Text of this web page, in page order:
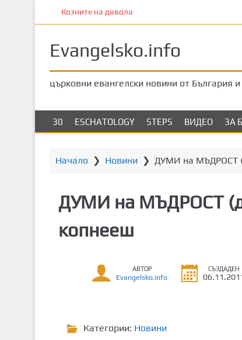
к
Козните на дявола
Evangelsko.info
църковни евангелски новини от България и
30 ESCHATOLOGY STEPS ВИДЕО ЗА
Начало ❯ Новини❯ ДУМИ на МЪДРОСТ
ДУМИ на МЪДРОСТ
копнееш
АВТОР
Evangelsko.info
СЪЗДАДЕН
Категории: Новини